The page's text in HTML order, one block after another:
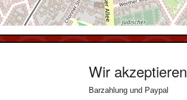
Wir akzeptieren
Barzahlung und Paypal